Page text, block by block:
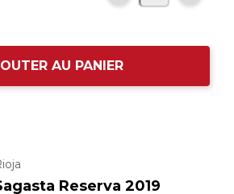
AU PANIER
Reserva 2019